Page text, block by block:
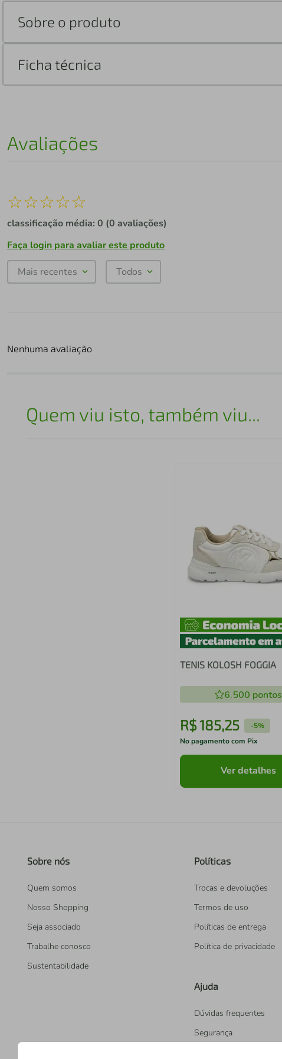
Sobre o produto
Ficha técnica
Avaliações
☆☆☆☆☆
classificação média: 0 (0 avaliações)
Faça login para avaliar este produto
Mais recentes Todos
Nenhuma avaliação
Quem viu isto, também viu...
TENIS KOLOSH FOGGIA
6.500 pontos
R$185,25 -5%
No pagamento com Pix
Ver detalhes
Sobre nós
Quem somos
Nosso Shopping
Seja associado
Trabalhe conosco
Sustentabilidade
Políticas
Trocas e devoluções
Termos de uso
Políticas de entrega
Política de privacidade
Ajuda
Dúvidas frequentes
Segurança